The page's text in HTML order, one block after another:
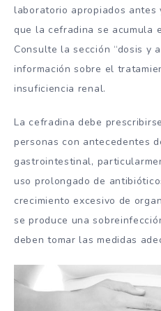
laboratorio apropiados
que la cefradina se acumula
Consulte la sección “dosis y
información sobre el
insuficiencia renal.
La cefradina debe
personas con antecedentes
gastrointestinal,
uso prolongado de
crecimiento excesivo de
se produce una
deben tomar las medidas